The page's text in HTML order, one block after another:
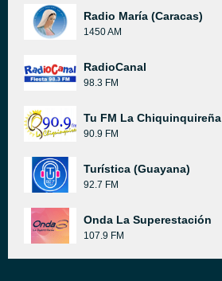
Radio María (Caracas)
1450 AM
RadioCanal
98.3 FM
Tu FM La Chiquinquireña
90.9 FM
Turística (Guayana)
92.7 FM
Onda La Superestación
107.9 FM